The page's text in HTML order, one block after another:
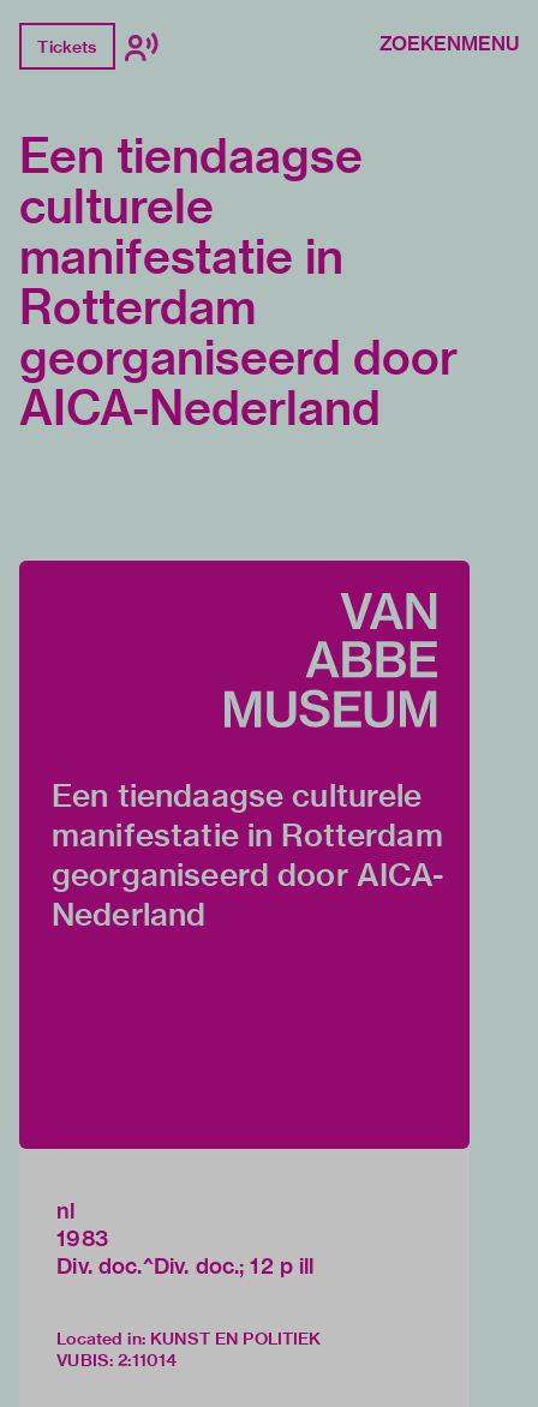
Tickets ZOEKENMENU
Een tiendaagse
culturele
manifestatie in
Rotterdam
georganiseerd door
AICA-Nederland
Een tiendaagse culturele
manifestatie in Rotterdam
georganiseerd door AICA-
Nederland
nl
1983
Div. doc.^Div. doc.; 12 p ill
Located in: KUNST EN POLITIEK
VUBIS: 2:11014